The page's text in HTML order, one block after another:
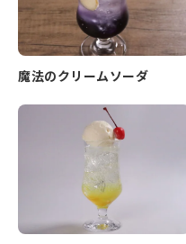
魔法のクリームソーダ